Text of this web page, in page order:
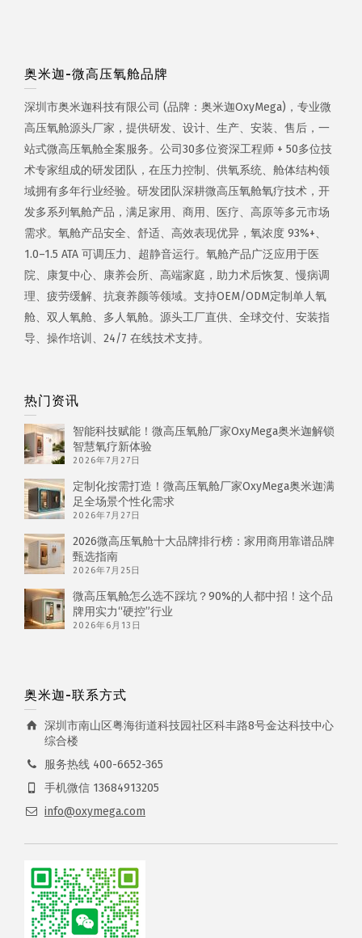
奥米迦-微高压氧舱品牌
深圳市奥米迦科技有限公司 (品牌：奥米迦OxyMega)，专业微
高压氧舱源头厂家，提供研发、设计、生产、安装、售后，一
站式微高压氧舱全案服务。公司30多位资深工程师 + 50多位技
术专家组成的研发团队，在压力控制、供氧系统、舱体结构领
域拥有多年行业经验。研发团队深耕微高压氧舱氧疗技术，开
发多系列氧舱产品，满足家用、商用、医疗、高原等多元市场
需求。氧舱产品安全、舒适、高效表现优异，氧浓度 93%+、
1.0–1.5 ATA 可调压力、超静音运行。氧舱产品广泛应用于医
院、康复中心、康养会所、高端家庭，助力术后恢复、慢病调
理、疲劳缓解、抗衰养颜等领域。支持OEM/ODM定制单人氧
舱、双人氧舱、多人氧舱。源头工厂直供、全球交付、安装指
导、操作培训、24/7 在线技术支持。
热门资讯
智能科技赋能！微高压氧舱厂家OxyMega奥米迦解锁
智慧氧疗新体验
2026年7月27日
定制化按需打造！微高压氧舱厂家OxyMega奥米迦满
足全场景个性化需求
2026年7月27日
2026微高压氧舱十大品牌排行榜：家用商用靠谱品牌
甄选指南
2026年7月25日
微高压氧舱怎么选不踩坑？90%的人都中招！这个品
牌用实力“硬控”行业
2026年6月13日
奥米迦-联系方式
深圳市南山区粤海街道科技园社区科丰路8号金达科技中心
综合楼
服务热线 400-6652-365
手机微信 13684913205
info@oxymega.com